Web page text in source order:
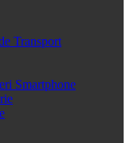
Transport
Smartphone